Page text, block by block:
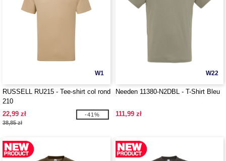
W1
RUSSELL RU215 - Tee-shirt col rond
210
22,99 zł
38,85 zł
-41%
W22
Needen 11380-N2DBL - T-Shirt Bleu
111,99 zł